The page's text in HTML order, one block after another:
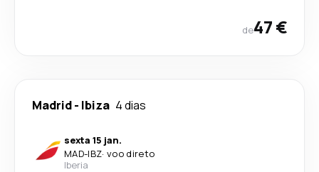
de47 €
Madrid- Ibiza 4 dias
sexta 15 jan.
MAD-IBZ· voo direto
Iberia